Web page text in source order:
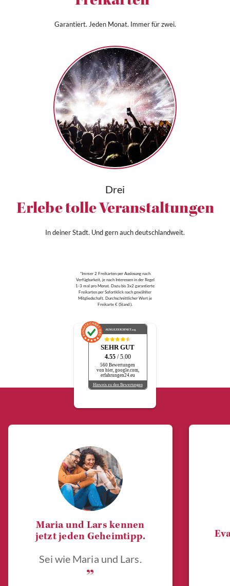
Garantiert. Jeden Monat. Immer für zwei.
Drei
Erlebe tolle Veranstaltungen
In deiner Stadt. Und gern auch deutschlandweit.
*Immer 2 Freikarten per Auslosung nach
Verfügbarkeit, je nach Interessen in der Regel
1-3 mal pro Monat. Dazu bis 3x2 garantierte
Freikarten per Sofortklick nach gewählter
Mitgliedschaft. Durchschnittlicher Wert je
Freikarte € (Stand ).
AUSGEZEICHNET.org
SEHR GUT
4.55 / 5.00
560 Bewertungen
von hier, google.com,
erfahrungen24.eu
Hinweis zu den Bewertungen
Maria und Lars kennen
jetzt jeden Geheimtipp.
Sei wie Maria und Lars.
„